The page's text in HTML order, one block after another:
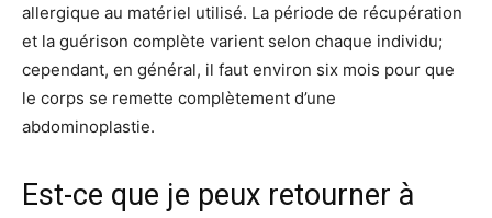
allergique au matériel utilisé. La période de récupération
et la guérison complète varient selon chaque individu;
cependant, en général, il faut environ six mois pour que
le corps se remette complètement d’une
abdominoplastie.
Est-ce que je peux retourner à